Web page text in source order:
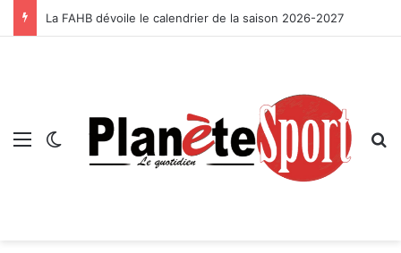
La FAHB dévoile le calendrier de la saison 2026-2027
Menu Switch skin